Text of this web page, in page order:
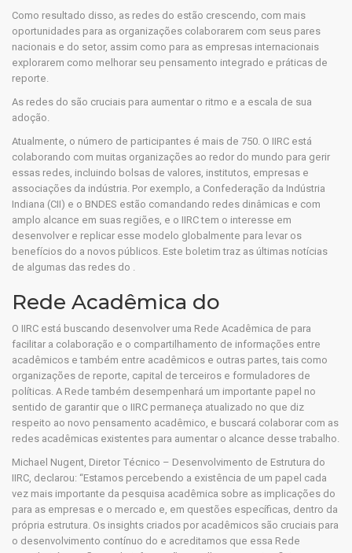
Como resultado disso, as redes do estão crescendo, com mais
oportunidades para as organizações colaborarem com seus pares
nacionais e do setor, assim como para as empresas internacionais
explorarem como melhorar seu pensamento integrado e práticas de
reporte.
As redes do são cruciais para aumentar o ritmo e a escala de sua
adoção.
Atualmente, o número de participantes é mais de 750. O IIRC está
colaborando com muitas organizações ao redor do mundo para gerir
essas redes, incluindo bolsas de valores, institutos, empresas e
associações da indústria. Por exemplo, a Confederação da Indústria
Indiana (CII) e o BNDES estão comandando redes dinâmicas e com
amplo alcance em suas regiões, e o IIRC tem o interesse em
desenvolver e replicar esse modelo globalmente para levar os
benefícios do a novos públicos. Este boletim traz as últimas notícias
de algumas das redes do .
Rede Acadêmica do
O IIRC está buscando desenvolver uma Rede Acadêmica de para
facilitar a colaboração e o compartilhamento de informações entre
acadêmicos e também entre acadêmicos e outras partes, tais como
organizações de reporte, capital de terceiros e formuladores de
políticas. A Rede também desempenhará um importante papel no
sentido de garantir que o IIRC permaneça atualizado no que diz
respeito ao novo pensamento acadêmico, e buscará colaborar com as
redes acadêmicas existentes para aumentar o alcance desse trabalho.
Michael Nugent, Diretor Técnico – Desenvolvimento de Estrutura do
IIRC, declarou: “Estamos percebendo a existência de um papel cada
vez mais importante da pesquisa acadêmica sobre as implicações do
para as empresas e o mercado e, em questões específicas, dentro da
própria estrutura. Os insights criados por acadêmicos são cruciais para
o desenvolvimento contínuo do e acreditamos que essa Rede